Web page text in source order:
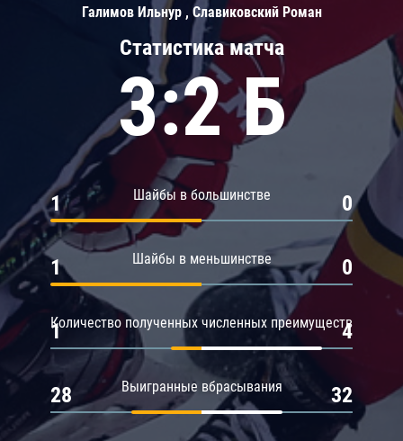
Статистика матча
3:2 Б
Шайбы в большинстве
1 0
Шайбы в меньшинстве
1 0
Количество полученных численных преимуществ
1 4
Выигранные вбрасывания
28 32
Галимов Ильнур , Славиковский Роман